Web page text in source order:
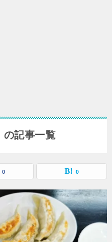
の記事一覧
0 0